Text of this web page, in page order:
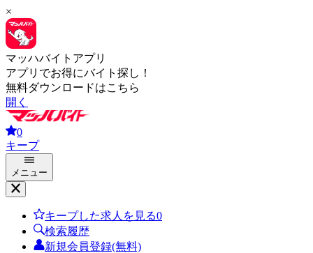
×
マッハバイトアプリ
アプリでお得にバイト探し！
無料ダウンロードはこちら
開く
0
キープ
メニュー
キープした求人を見る0
検索履歴
新規会員登録(無料)